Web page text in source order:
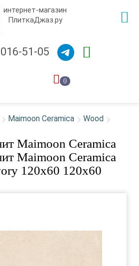
интернет-магазин
ПлиткаДжаз.ру
51-05
0
Maimoon Ceramica Wood
Maimoon Ceramica
Maimoon Ceramica
120x60 120x60